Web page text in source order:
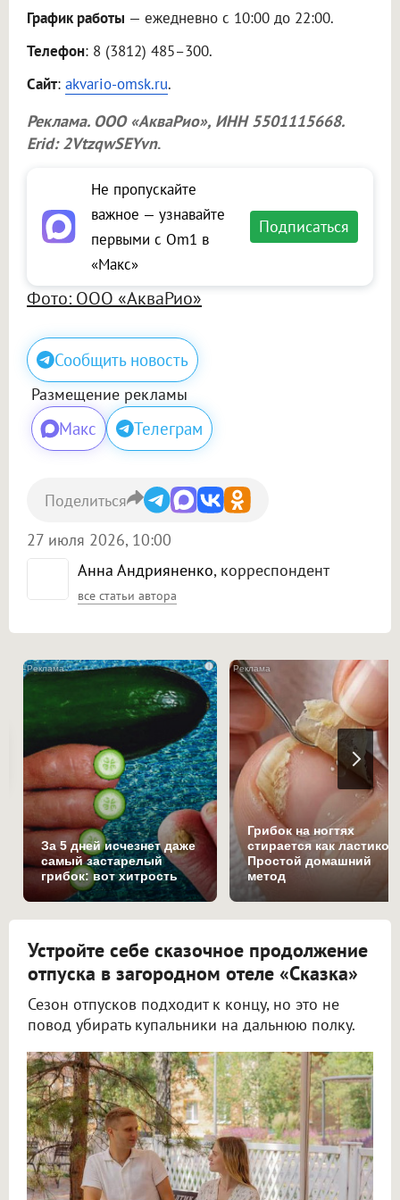
График работы — ежедневно с 10:00 до 22:00.
Телефон: 8 (3812) 485–300.
Сайт: akvario-omsk.ru.
Реклама. ООО «АкваРио», ИНН 5501115668.
Erid: 2VtzqwSEYvn.
Не пропускайте
важное — узнавайте
первыми с Om1 в
«Макс»
Подписаться
Фото: ООО «АкваРио»
Сообщить новость
Размещение рекламы
Макс Телеграм
Анна Андрияненко, корреспондент
все статьи автора
27 июля 2026, 10:00
Поделиться
i
За 5 дней исчезнет даже
самый застарелый
грибок: вот хитрость
Грибок на ногтях
стирается как
Простой домашний
метод
Устройте себе сказочное продолжение
отпуска в загородном отеле «Сказка»
Сезон отпусков подходит к концу, но это не
повод убирать купальники на дальнюю полку.